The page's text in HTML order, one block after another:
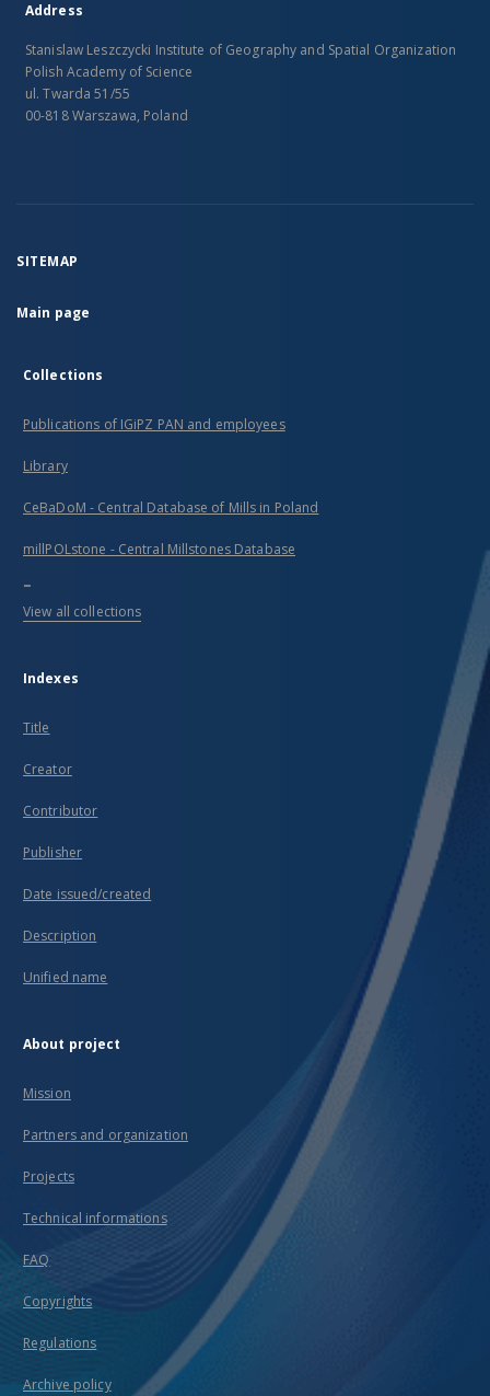
Address
Stanislaw Leszczycki Institute of Geography and Spatial Organization
Polish Academy of Science
ul. Twarda 51/55
00-818 Warszawa, Poland
SITEMAP
Main page
Collections
Publications of IGiPZ PAN and employees
Library
CeBaDoM - Central Database of Mills in Poland
millPOLstone - Central Millstones Database
...
View all collections
Indexes
Title
Creator
Contributor
Publisher
Date issued/created
Description
Unified name
About project
Mission
Partners and organization
Projects
Technical informations
FAQ
Copyrights
Regulations
Archive policy